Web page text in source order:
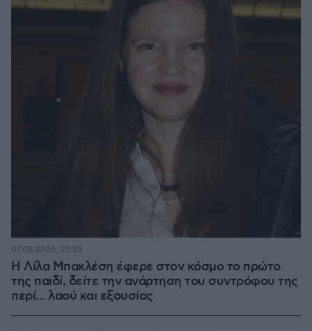
Η Λίλα Μπακλέση έφερε στον κόσμο το πρώτο
της παιδί, δείτε την ανάρτηση του συντρόφου της
περί... λαού και εξουσίας
07.08.2026, 22:23